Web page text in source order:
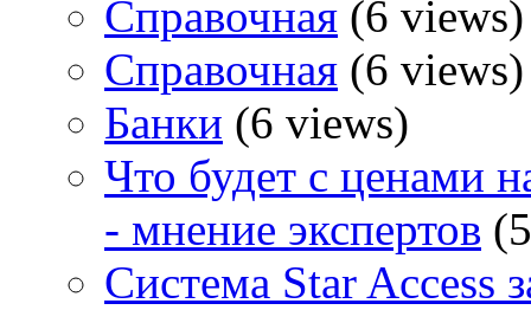
Справочная (6 views)
Справочная (6 views)
Банки (6 views)
Что будет с ценами
- мнение экспертов
Система Star Access